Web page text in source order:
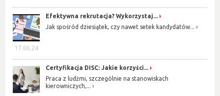
17.06.24
Efektywna rekrutacja? Wykorzystaj...
Jak spośród dziesiątek, czy nawet setek kandydatów...
Certyfikacja DISC: Jakie korzyści...
Praca z ludźmi, szczególnie na stanowiskach
kierowniczych,...